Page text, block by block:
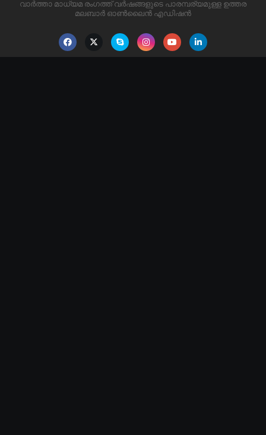
വാർത്താ മാധ്യമ രംഗത്ത് വർഷങ്ങളുടെ പാരമ്പര്യമുള്ള ഉത്തര
മലബാർ ഓൺലൈൻ എഡിഷൻ